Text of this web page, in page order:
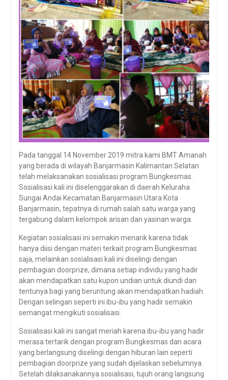
Pada tanggal 14 November 2019 mitra kami BMT Amanah
yang berada di wilayah Banjarmasin Kalimantan Selatan
telah melaksanakan sosialisasi program Bungkesmas.
Sosialisasi kali ini diselenggarakan di daerah Keluraha
Sungai Andai Kecamatan Banjarmasin Utara Kota
Banjarmasin, tepatnya di rumah salah satu warga yang
tergabung dalam kelompok arisan dan yasinan warga.
Kegiatan sosialisasi ini semakin menarik karena tidak
hanya diisi dengan materi terkait program Bungkesmas
saja, melainkan sosialisasi kali ini diselingi dengan
pembagian doorprize, dimana setiap individu yang hadir
akan mendapatkan satu kupon undian untuk diundi dan
tentunya bagi yang beruntung akan mendapatkan hadiah.
Dengan selingan seperti ini ibu-ibu yang hadir semakin
semangat mengikuti sosialisasi.
Sosialisasi kali ini sangat meriah karena ibu-ibu yang hadir
merasa tertarik dengan program Bungkesmas dan acara
yang berlangsung diselingi dengan hiburan lain seperti
pembagian doorprize yang sudah dijelaskan sebelumnya.
Setelah dilaksanakannya sosialisasi, tujuh orang langsung